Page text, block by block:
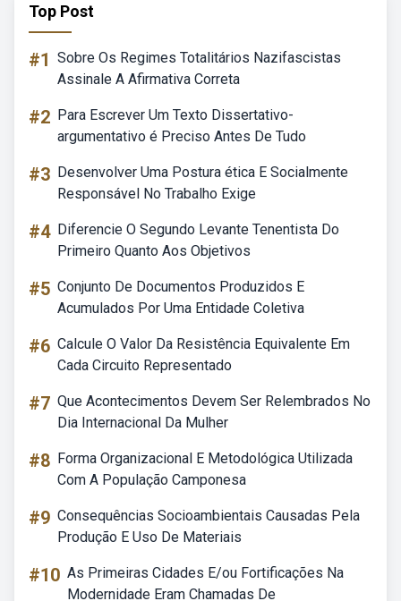
Top Post
#1 Sobre Os Regimes Totalitários Nazifascistas
Assinale A Afirmativa Correta
#2 Para Escrever Um Texto Dissertativo-
argumentativo é Preciso Antes De Tudo
#3 Desenvolver Uma Postura ética E Socialmente
Responsável No Trabalho Exige
#4 Diferencie O Segundo Levante Tenentista Do
Primeiro Quanto Aos Objetivos
#5 Conjunto De Documentos Produzidos E
Acumulados Por Uma Entidade Coletiva
#6 Calcule O Valor Da Resistência Equivalente Em
Cada Circuito Representado
#7 Que Acontecimentos Devem Ser Relembrados No
Dia Internacional Da Mulher
#8 Forma Organizacional E Metodológica Utilizada
Com A População Camponesa
#9 Consequências Socioambientais Causadas Pela
Produção E Uso De Materiais
#10 As Primeiras Cidades E/ou Fortificações Na
Modernidade Eram Chamadas De